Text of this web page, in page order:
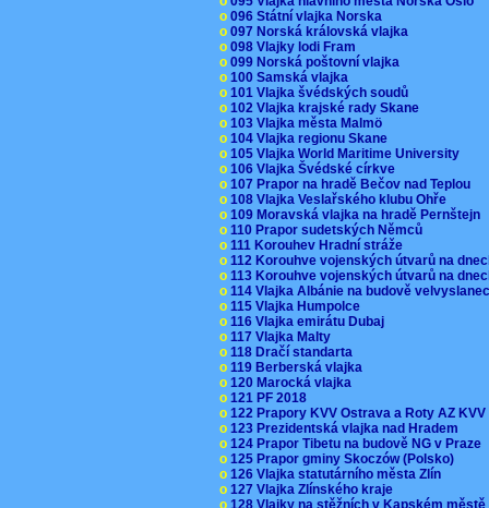
o 096 Státní vlajka Norska
o 097 Norská královská vlajka
o 098 Vlajky lodi Fram
o 099 Norská poštovní vlajka
o 100 Samská vlajka
o 101 Vlajka švédských soudů
o 102 Vlajka krajské rady Skane
o 103 Vlajka města Malmö
o 104 Vlajka regionu Skane
o 105 Vlajka World Maritime University
o 106 Vlajka Švédské církve
o 107 Prapor na hradě Bečov nad Teplou
o 108 Vlajka Veslařského klubu Ohře
o 109 Moravská vlajka na hradě Pernštejn
o 110 Prapor sudetských Němců
o 111 Korouhev Hradní stráže
o 112 Korouhve vojenských útvarů na
o 113 Korouhve vojenských útvarů na
o 114 Vlajka Albánie na budově
o 115 Vlajka Humpolce
o 116 Vlajka emirátu Dubaj
o 117 Vlajka Malty
o 118 Dračí standarta
o 119 Berberská vlajka
o 120 Marocká vlajka
o 121 PF 2018
o 122 Prapory KVV Ostrava a Roty AZ
o 123 Prezidentská vlajka nad Hradem
o 124 Prapor Tibetu na budově NG v Praze
o 125 Prapor gminy Skoczów (Polsko)
o 126 Vlajka statutárního města Zlín
o 127 Vlajka Zlínského kraje
o 128 Vlajky na stěžních v Kapském